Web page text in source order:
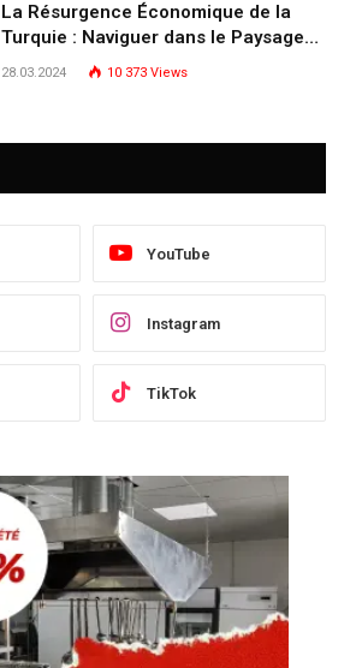
La Résurgence Économique de la
Turquie : Naviguer dans le Paysage
Post-Crise
28.03.2024 10 373 Views
YouTube
Instagram
TikTok